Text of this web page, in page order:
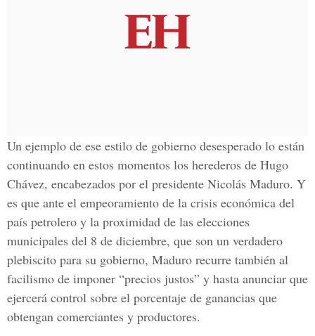
Un ejemplo de ese estilo de gobierno desesperado lo están
continuando en estos momentos los herederos de Hugo
Chávez, encabezados por el presidente Nicolás Maduro. Y
es que ante el empeoramiento de la crisis económica del
país petrolero y la proximidad de las elecciones
municipales del 8 de diciembre, que son un verdadero
plebiscito para su gobierno, Maduro recurre también al
facilismo de imponer “precios justos” y hasta anunciar que
ejercerá control sobre el porcentaje de ganancias que
obtengan comerciantes y productores.